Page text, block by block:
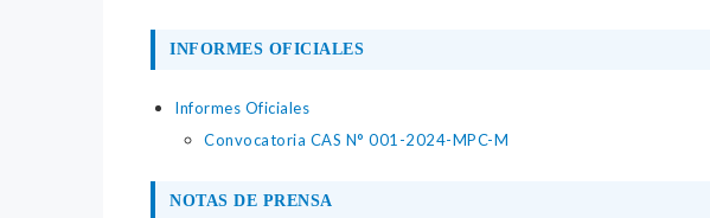
INFORMES OFICIALES
Informes Oficiales
Convocatoria CAS N° 001-2024-MPC-M
NOTAS DE PRENSA